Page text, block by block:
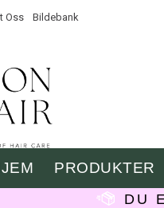
Oss Bildebank
PRODUKTER
DU